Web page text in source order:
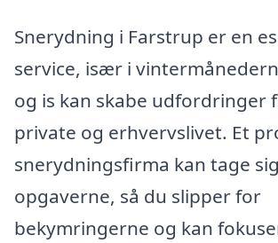
Snerydning i Farstrup er en
service, især i
og is kan skabe udfordringer
private og erhvervslivet. Et
snerydningsfirma kan tage
opgaverne, så du slipper for
bekymringerne og kan